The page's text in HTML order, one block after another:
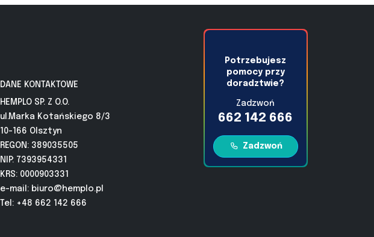
DANE KONTAKTOWE
HEMPLO SP. Z O.O.
ul.Marka Kotańskiego 8/3
10-166 Olsztyn
REGON: 389035505
NIP: 7393954331
KRS: 0000903331
e-mail: biuro@hemplo.pl
Tel: +48 662 142 666
Potrzebujesz
pomocy przy
doradztwie?
Zadzwoń
662 142 666
Zadzwoń